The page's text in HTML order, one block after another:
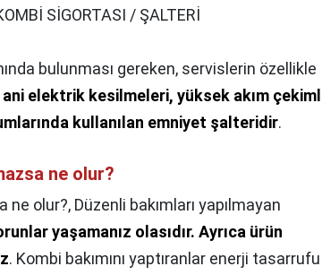
SİGORTASI / ŞALTERİ
bulunması gereken, servislerin özellikle
ani elektrik kesilmeleri, yüksek akım
kullanılan emniyet şalteridir.
ne olur?
ne olur?, Düzenli bakımları yapılmayan
yaşamanız olasıdır. Ayrıca ürün
. Kombi bakımını yaptıranlar enerji tasarrufu